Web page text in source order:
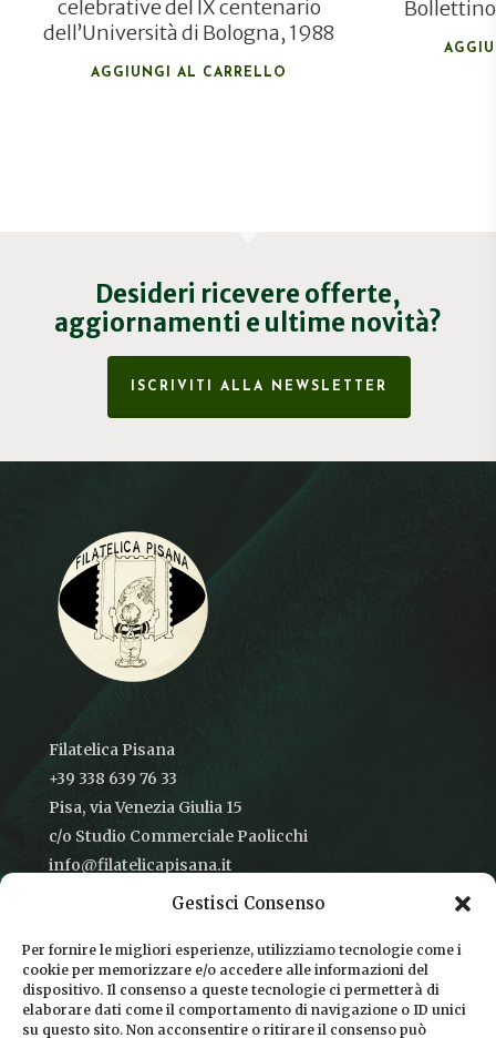
Gestisci Consenso
Per fornire le migliori esperienze, utilizziamo tecnologie come i
cookie per memorizzare e/o accedere alle informazioni del
dispositivo. Il consenso a queste tecnologie ci permetterà di
elaborare dati come il comportamento di navigazione o ID unici
su questo sito. Non acconsentire o ritirare il consenso può
celebrative del IX centenario
dell’Università di Bologna, 1988
AGGIUNGI AL CARRELLO
Desideri ricevere offerte,
aggiornamenti e ultime novità?
ISCRIVITI ALLA NEWSLETTER
Filatelica Pisana
+39 338 639 76 33
Pisa, via Venezia Giulia 15
c/o Studio Commerciale Paolicchi
info@filatelicapisana.it
CONDIZIONI DI VENDITA
INFORMATIVA SULLA PRIVACY